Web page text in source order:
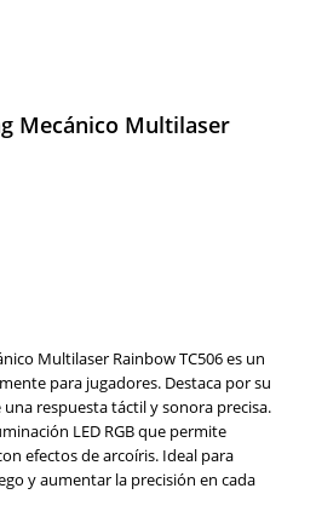
Mecánico Multilaser
Multilaser Rainbow TC506 es un
para jugadores. Destaca por su
respuesta táctil y sonora precisa.
LED RGB que permite
efectos de arcoíris. Ideal para
y aumentar la precisión en cada